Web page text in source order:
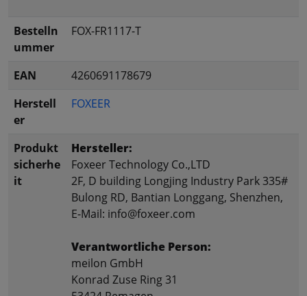
Bestelln
ummer
FOX-FR1117-T
EAN
4260691178679
Herstell
er
FOXEER
Produkt
sicherhe
it
Hersteller:
Foxeer Technology Co.,LTD
2F, D building Longjing Industry Park 335#
Bulong RD, Bantian Longgang, Shenzhen,
E-Mail: info@foxeer.com
Verantwortliche Person:
meilon GmbH
Konrad Zuse Ring 31